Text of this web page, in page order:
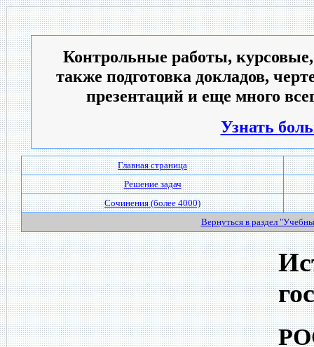
Контрольные работы,
также подготовка докладов,
презентаций и еще много
Узнать
Главная страница
Решение задач
Сочинения (более 4000)
Вернуться в раздел